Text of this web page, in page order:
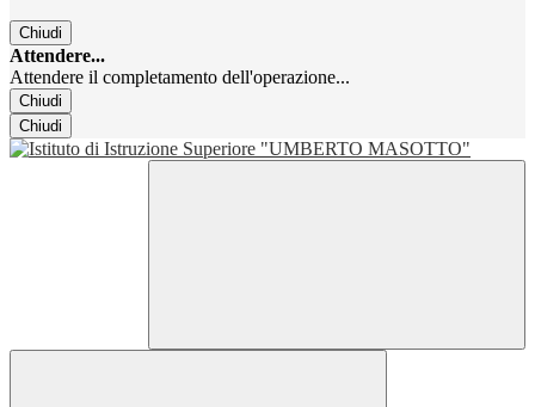
Chiudi
Attendere...
Attendere il completamento dell'operazione...
Chiudi
Chiudi